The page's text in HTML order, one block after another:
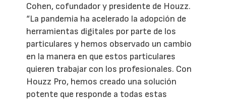
Cohen, cofundador y presidente de Houzz.
“La pandemia ha acelerado la adopción de
herramientas digitales por parte de los
particulares y hemos observado un cambio
en la manera en que estos particulares
quieren trabajar con los profesionales. Con
Houzz Pro, hemos creado una solución
potente que responde a todas estas